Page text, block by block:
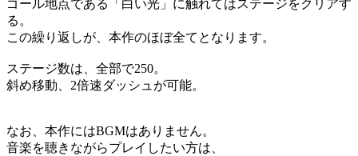
ゴール地点である「白い光」に触れてはステージをクリアす
る。
この繰り返しが、本作のほぼ全てとなります。
ステージ数は、全部で250。
斜め移動、2倍速ダッシュが可能。
なお、本作にはBGMはありません。
音楽を聴きながらプレイしたい方は、